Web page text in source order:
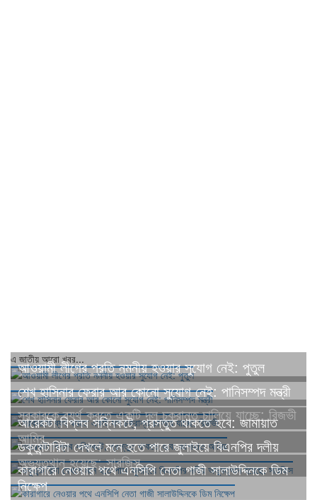
এ জাতীয় আরো খবর...
আওয়ামী লীগের প্রতি নমনীয় হওয়ার সুযোগ নেই: পুতুল
শেখ হাসিনার ফেরার আর কোনো সুযোগ নেই: পানিসম্পদ মন্ত্রী
সরকারকে ব্যর্থ করতে একটি দল চক্রান্ত চালিয়ে যাচ্ছে: রিজভী
আরেকটা বিপ্লব সন্নিকটে, প্রস্তুত থাকতে হবে: জামায়াত
আমির
ডকুমেন্টারিটা দেখলে মনে হতে পারে জুলাইয়ে বিএনপির দলীয়
অভ্যুত্থান হয়েছে: সারজিস
কারাগারে নেওয়ার পথে এনসিপি নেতা গাজী সালাউদ্দিনকে ডিম
নিক্ষেপ